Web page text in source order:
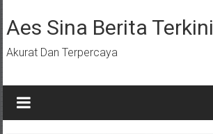
ke
konten
Aes Sina Berita Terkini
Akurat Dan Terpercaya